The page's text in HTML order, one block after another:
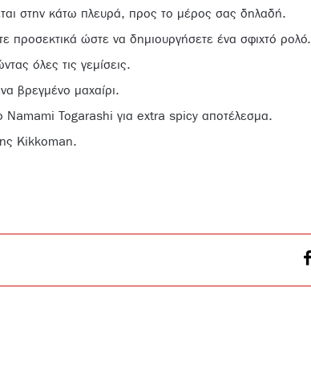
στην κάτω πλευρά, προς το μέρος σας δηλαδή.
προσεκτικά ώστε να δημιουργήσετε ένα σφιχτό ρολό.
όλες τις γεμίσεις.
βρεγμένο μαχαίρι.
Namami Togarashi για extra spicy αποτέλεσμα.
Kikkoman.